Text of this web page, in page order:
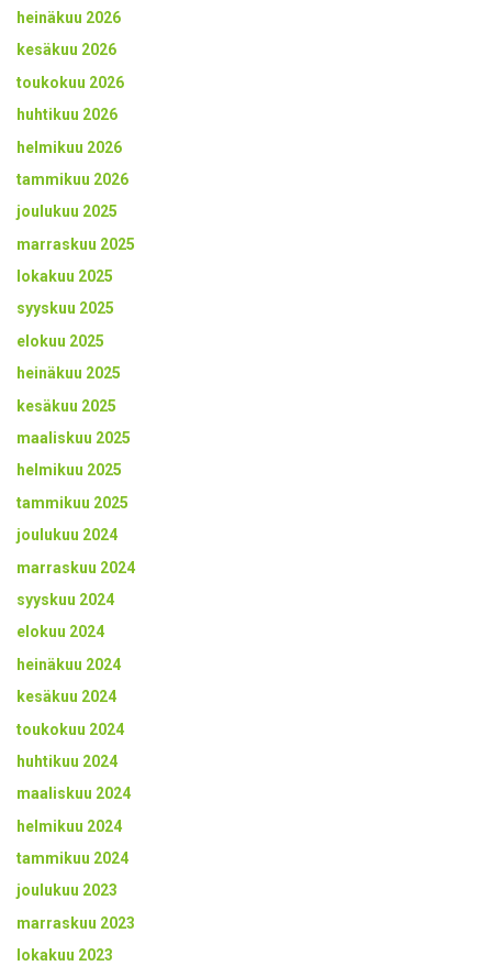
heinäkuu 2026
kesäkuu 2026
toukokuu 2026
huhtikuu 2026
helmikuu 2026
tammikuu 2026
joulukuu 2025
marraskuu 2025
lokakuu 2025
syyskuu 2025
elokuu 2025
heinäkuu 2025
kesäkuu 2025
maaliskuu 2025
helmikuu 2025
tammikuu 2025
joulukuu 2024
marraskuu 2024
syyskuu 2024
elokuu 2024
heinäkuu 2024
kesäkuu 2024
toukokuu 2024
huhtikuu 2024
maaliskuu 2024
helmikuu 2024
tammikuu 2024
joulukuu 2023
marraskuu 2023
lokakuu 2023